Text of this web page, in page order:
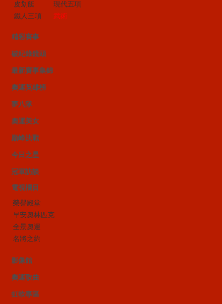
皮划艇
現代五項
鐵人三項
武術
精彩賽事
破紀錄鏡頭
最新賽事集錦
奧運英雄榜
夢八隊
奧運美女
巔峰決戰
今日之星
冠軍訪談
電視欄目
榮譽殿堂
早安奧林匹克
全景奧運
名將之約
影像館
奧運歌曲
虹軟專區